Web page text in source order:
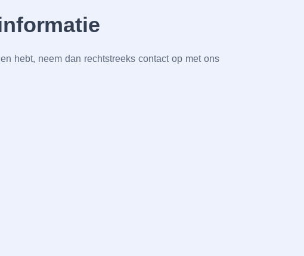
hebt, neem dan rechtstreeks contact op met ons